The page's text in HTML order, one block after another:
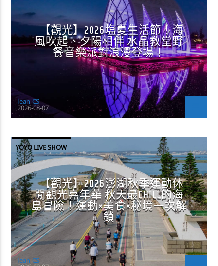
【觀光】2026塩夏生活節！海
風吹起、夕陽相伴 水晶教堂野
餐音樂派對浪漫登場！
Jean-CS
2026-08-07
YOYO LIVE SHOW
【觀光】2026澎湖秋季運動休
閒觀光嘉年華 秋天最CHILL的海
島冒險！運動×美食×秘境一次解
鎖
Jean-CS